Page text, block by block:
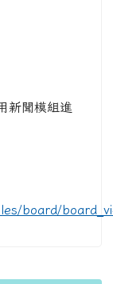
新聞模組進
board/